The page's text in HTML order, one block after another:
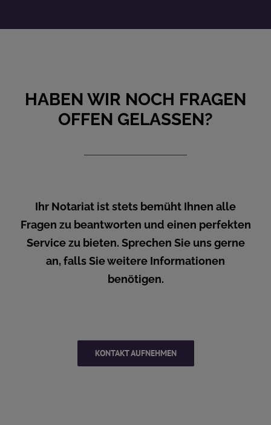
HABEN WIR NOCH FRAGEN
OFFEN GELASSEN?
Ihr Notariat ist stets bemüht Ihnen alle
Fragen zu beantworten und einen perfekten
Service zu bieten. Sprechen Sie uns gerne
an, falls Sie weitere Informationen
benötigen.
KONTAKT AUFNEHMEN